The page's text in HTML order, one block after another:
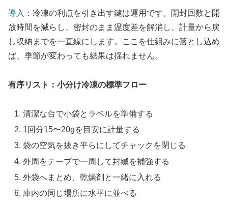
導入 ：冷凍の利点を引き出す鍵は運用です。開封回数と開
放時間を減らし、密封のまま温度差を解消し、計量から戻
し収納までを一直線にします。ここを仕組みに落とし込め
ば、季節が変わっても結果は揺れません。
有序リスト：小分け冷凍の標準フロー
清潔な台で小袋とラベルを準備する
1回分15〜20gを目安に計量する
袋の空気を抜き平らにしてチャックを閉じる
外周をテープで一周して封緘を補強する
外袋へまとめ、乾燥剤と一緒に入れる
庫内の同じ場所に水平に並べる